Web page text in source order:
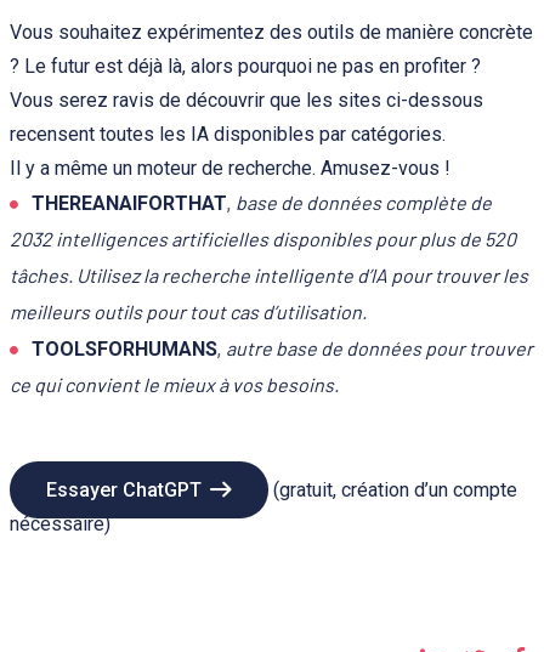
Vous souhaitez expérimentez des outils de manière concrète
? Le futur est déjà là, alors pourquoi ne pas en profiter ?
Vous serez ravis de découvrir que les sites ci-dessous
recensent toutes les IA disponibles par catégories.
Il y a même un moteur de recherche. Amusez-vous !
THEREANAIFORTHAT, base de données complète de
2032 intelligences artificielles disponibles pour plus de 520
tâches. Utilisez la recherche intelligente d’IA pour trouver les
meilleurs outils pour tout cas d’utilisation.
TOOLSFORHUMANS, autre base de données pour trouver
ce qui convient le mieux à vos besoins.
Essayer ChatGPT
(gratuit, création d’un compte
nécessaire)